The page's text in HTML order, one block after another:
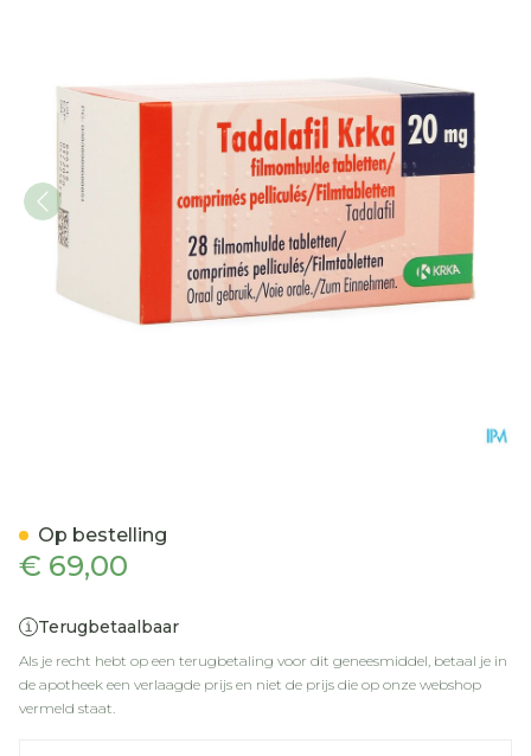
€ 69,00
Terugbetaalbaar
Als je recht hebt op een terugbetaling voor dit geneesmiddel, betaal je in
de apotheek een verlaagde prijs en niet de prijs die op onze webshop
vermeld staat.
Op bestelling